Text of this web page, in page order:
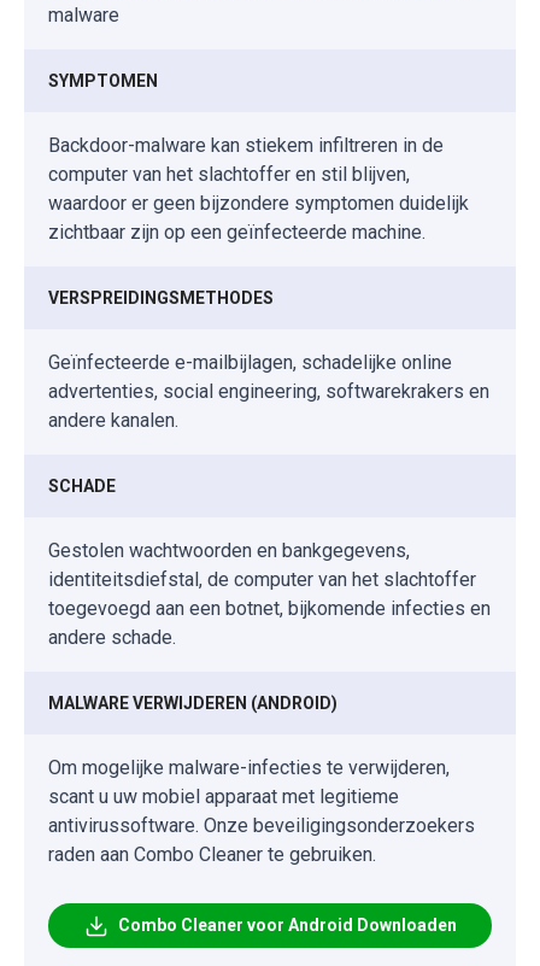
malware
SYMPTOMEN
Backdoor-malware kan stiekem infiltreren in de
computer van het slachtoffer en stil blijven,
waardoor er geen bijzondere symptomen duidelijk
zichtbaar zijn op een geïnfecteerde machine.
VERSPREIDINGSMETHODES
Geïnfecteerde e-mailbijlagen, schadelijke online
advertenties, social engineering, softwarekrakers en
andere kanalen.
SCHADE
Gestolen wachtwoorden en bankgegevens,
identiteitsdiefstal, de computer van het slachtoffer
toegevoegd aan een botnet, bijkomende infecties en
andere schade.
MALWARE VERWIJDEREN (ANDROID)
Om mogelijke malware-infecties te verwijderen,
scant u uw mobiel apparaat met legitieme
antivirussoftware. Onze beveiligingsonderzoekers
raden aan Combo Cleaner te gebruiken.
Combo Cleaner voor Android Downloaden